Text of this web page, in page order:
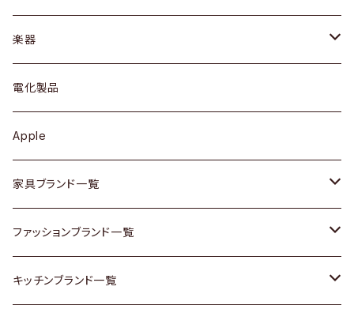
シェルフ
キュリオケース / 飾り棚
カップボード / 食器棚
チェスト
その他家具
Vintageヴィンテージ / Antiqueアンティーク
トップス
ワンピース
ボトムス
靴
スカーフ
腕時計
カトラリー
ケトル / ティーポット
鍋 / フライパン
Vintage / ヴィンテージ
銀製品
和物 / 作家物
dahon
楽器
ギター
ベース
その他楽器
電化製品
Apple
家具ブランド一覧
ACME Furniture / アクメ ファニチャー
ACTUS / アクタス
ファッションブランド一覧
agnes b / アニエス ベー
キッチンブランド一覧